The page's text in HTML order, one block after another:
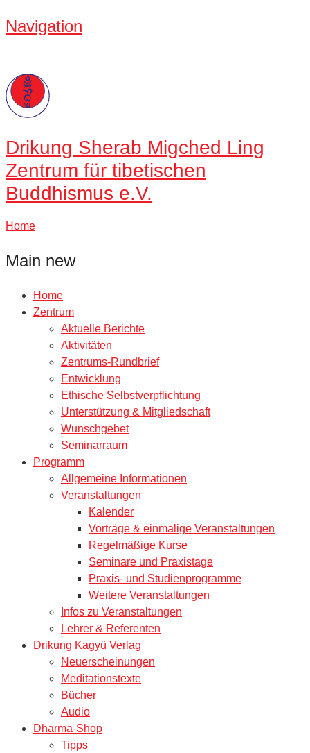
Navigation
Drikung Sherab Migched Ling
Zentrum für tibetischen
Buddhismus e.V.
Home
Main new
Home
Zentrum
Aktuelle Berichte
Aktivitäten
Zentrums-Rundbrief
Entwicklung
Ethische Selbstverpflichtung
Unterstützung & Mitgliedschaft
Wunschgebet
Seminarraum
Programm
Allgemeine Informationen
Veranstaltungen
Kalender
Vorträge & einmalige Veranstaltungen
Regelmäßige Kurse
Seminare und Praxistage
Praxis- und Studienprogramme
Weitere Veranstaltungen
Infos zu Veranstaltungen
Lehrer & Referenten
Drikung Kagyü Verlag
Neuerscheinungen
Meditationstexte
Bücher
Audio
Dharma-Shop
Tipps